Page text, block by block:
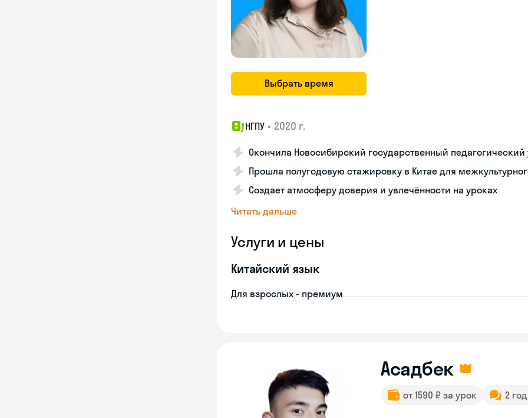
Выбрать время
НГПУ • 2020 г.
Окончила Новосибирский государственный педагогический
Прошла полугодовую стажировку в Китае для
Создает атмосферу доверия и увлечённости на уроках
Читать дальше
Услуги и цены
Китайский язык
Для взрослых - премиум
Асадбек
от 1590 ₽ за урок 2